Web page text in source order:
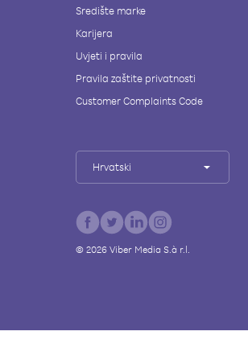
Središte marke
Karijera
Uvjeti i pravila
Pravila zaštite privatnosti
Customer Complaints Code
Hrvatski
© 2026Viber Media S.à r.l.